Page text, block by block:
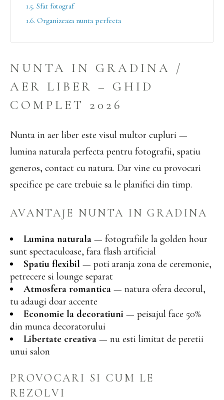
1.5. Sfat fotograf
1.6. Organizeaza nunta perfecta
NUNTA IN GRADINA /
AER LIBER – GHID
COMPLET 2026
Nunta in aer liber este visul multor cupluri —
lumina naturala perfecta pentru fotografii, spatiu
generos, contact cu natura. Dar vine cu provocari
specifice pe care trebuie sa le planifici din timp.
AVANTAJE NUNTA IN GRADINA
Lumina naturala — fotografiile la golden hour
sunt spectaculoase, fara flash artificial
Spatiu flexibil — poti aranja zona de ceremonie,
petrecere si lounge separat
Atmosfera romantica — natura ofera decorul,
tu adaugi doar accente
Economie la decoratiuni — peisajul face 50%
din munca decoratorului
Libertate creativa — nu esti limitat de peretii
unui salon
PROVOCARI SI CUM LE
REZOLVI